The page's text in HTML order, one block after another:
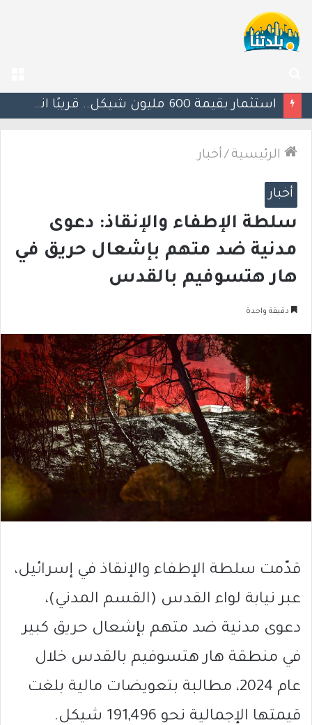
عن
الرئيسية / أخبار
أخبار
سلطة الإطفاء والإنقاذ: دعوى
مدنية ضد متهم بإشعال حريق في
هار هتسوفيم بالقدس
دقيقة واحدة
قدّمت سلطة الإطفاء والإنقاذ في إسرائيل،
عبر نيابة لواء القدس (القسم المدني)،
دعوى مدنية ضد متهم بإشعال حريق كبير
في منطقة هار هتسوفيم بالقدس خلال
عام 2024، مطالبة بتعويضات مالية بلغت
قيمتها الإجمالية نحو 191,496 شيكل.